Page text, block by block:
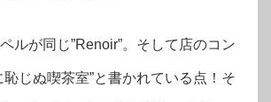
ルが同じ”Renoir”。そして店のコン
恥じぬ喫茶室”と書かれている点！そ